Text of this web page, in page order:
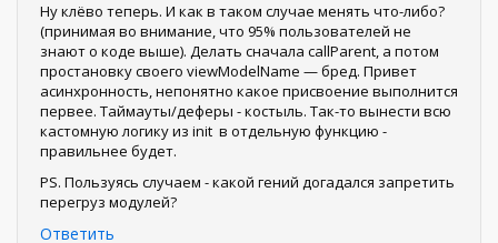
Ну клёво теперь. И как в таком случае менять что-либо?
(принимая во внимание, что 95% пользователей не
знают о коде выше). Делать сначала callParent, а потом
простановку своего viewModelName — бред. Привет
асинхронность, непонятно какое присвоение выполнится
первее. Таймауты/деферы - костыль. Так-то вынести всю
кастомную логику из init в отдельную функцию -
правильнее будет.
PS. Пользуясь случаем - какой гений догадался запретить
перегруз модулей?
Ответить